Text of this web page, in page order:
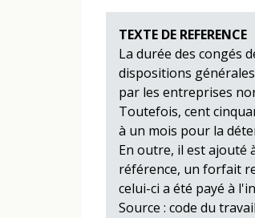
TEXTE DE REFERENCE
La durée des congés
dispositions
par les entreprises
Toutefois, cent
à un mois pour la
En outre, il est ajouté
référence, un forfait
celui-ci a été payé à
Source : code du